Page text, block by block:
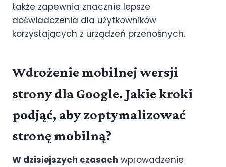
także zapewnia znacznie lepsze
doświadczenia dla użytkowników
korzystających z urządzeń przenośnych.
Wdrożenie mobilnej wersji
strony dla Google. Jakie kroki
podjąć, aby zoptymalizować
stronę mobilną?
W dzisiejszych czasach wprowadzenie